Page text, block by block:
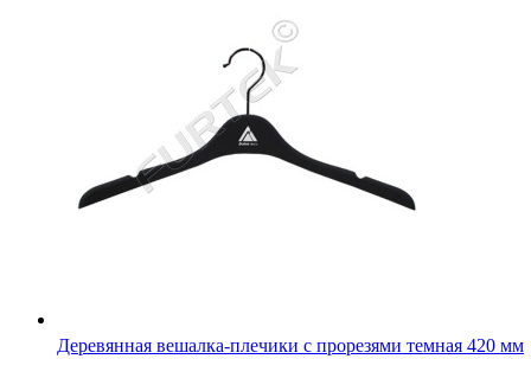
Деревянная вешалка-плечики с прорезями темная 420 мм